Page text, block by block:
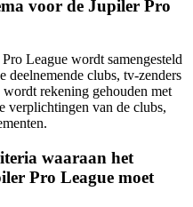
voor de Jupiler Pro
League wordt samengesteld
deelnemende clubs, tv-zenders
rekening gehouden met
verplichtingen van de clubs,
waaraan het
Pro League moet